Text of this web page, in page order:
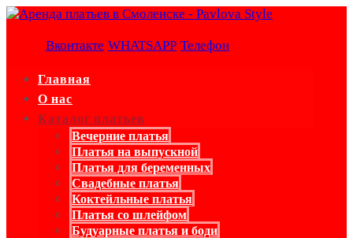
Вконтакте WHATSAPP Телефон
Главная
О нас
Каталог платьев
Вечерние платья
Платья на выпускной
Платья для беременных
Свадебные платья
Коктейльные платья
Платья со шлейфом
Будуарные платья и боди